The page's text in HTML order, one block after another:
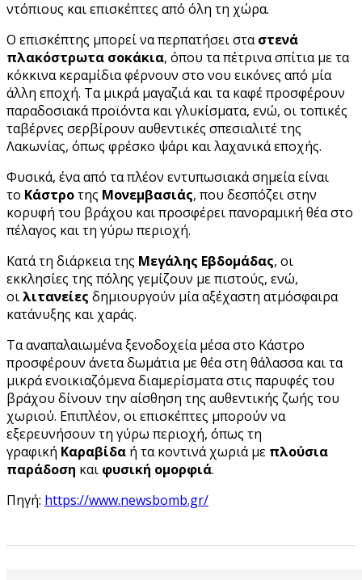
ντόπιους και επισκέπτες από όλη τη χώρα.
Ο επισκέπτης μπορεί να περπατήσει σταστενά
πλακόστρωτα σοκάκια, όπου τα πέτρινα σπίτια με τα
κόκκινα κεραμίδια φέρνουν στο νου εικόνες από μία
άλλη εποχή. Τα μικρά μαγαζιά και τα καφέ προσφέρουν
παραδοσιακά προϊόντα και γλυκίσματα, ενώ, οι τοπικές
ταβέρνες σερβίρουν αυθεντικές σπεσιαλιτέ της
Λακωνίας, όπως φρέσκο ψάρι και λαχανικά εποχής.
Φυσικά, ένα από τα πλέον εντυπωσιακά σημεία είναι
το Κάστροτης Μονεμβασιάς, που δεσπόζει στην
κορυφή του βράχου και προσφέρει πανοραμική θέα στο
πέλαγος και τη γύρω περιοχή.
Κατά τη διάρκεια της Μεγάλης Εβδομάδας, οι
εκκλησίες της πόλης γεμίζουν με πιστούς, ενώ,
οιλιτανείες δημιουργούν μία αξέχαστη ατμόσφαιρα
κατάνυξης και χαράς.
Τα αναπαλαιωμένα ξενοδοχεία μέσα στο Κάστρο
προσφέρουν άνετα δωμάτια με θέα στη θάλασσα και τα
μικρά ενοικιαζόμενα διαμερίσματα στις παρυφές του
βράχου δίνουν την αίσθηση της αυθεντικής ζωής του
χωριού. Επιπλέον, οι επισκέπτες μπορούν να
εξερευνήσουν τη γύρω περιοχή, όπως τη
γραφική Καραβίδα ή τα κοντινά χωριά με πλούσια
παράδοση και φυσική ομορφιά.
Πηγή: https://www.newsbomb.gr/